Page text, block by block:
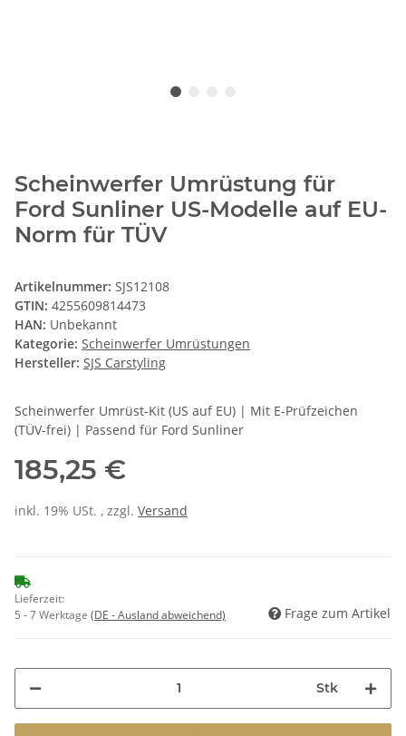
Scheinwerfer Umrüstung für
Ford Sunliner US-Modelle auf EU-
Norm für TÜV
Artikelnummer: SJS12108
GTIN: 4255609814473
HAN: Unbekannt
Kategorie: Scheinwerfer Umrüstungen
Hersteller: SJS Carstyling
Scheinwerfer Umrüst-Kit (US auf EU) | Mit E-Prüfzeichen
(TÜV-frei) | Passend für Ford Sunliner
185,25 €
inkl. 19% USt. , zzgl. Versand
Lieferzeit:
5 - 7 Werktage (DE - Ausland abweichend) Frage zum Artikel
Stk